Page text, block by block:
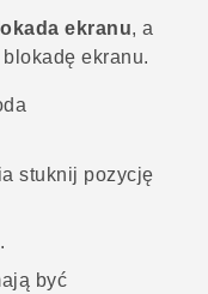
ekranu, a
ekranu.
stuknij pozycję
być